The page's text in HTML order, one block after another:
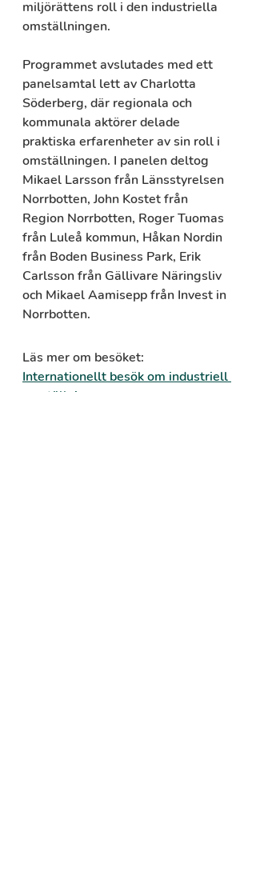
miljörättens roll i den industriella
omställningen.
Programmet avslutades med ett
panelsamtal lett av Charlotta
Söderberg, där regionala och
kommunala aktörer delade
praktiska erfarenheter av sin roll i
omställningen. I panelen deltog
Mikael Larsson från Länsstyrelsen
Norrbotten, John Kostet från
Region Norrbotten, Roger Tuomas
från Luleå kommun, Håkan Nordin
från Boden Business Park, Erik
Carlsson från Gällivare Näringsliv
och Mikael Aamisepp från Invest in
Norrbotten.
Läs mer om besöket:
Internationellt besök om industriell
omställning